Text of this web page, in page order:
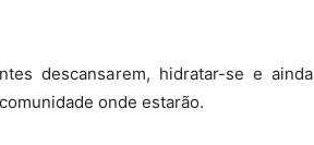
descansarem, hidratar-se e ainda
onde estarão.